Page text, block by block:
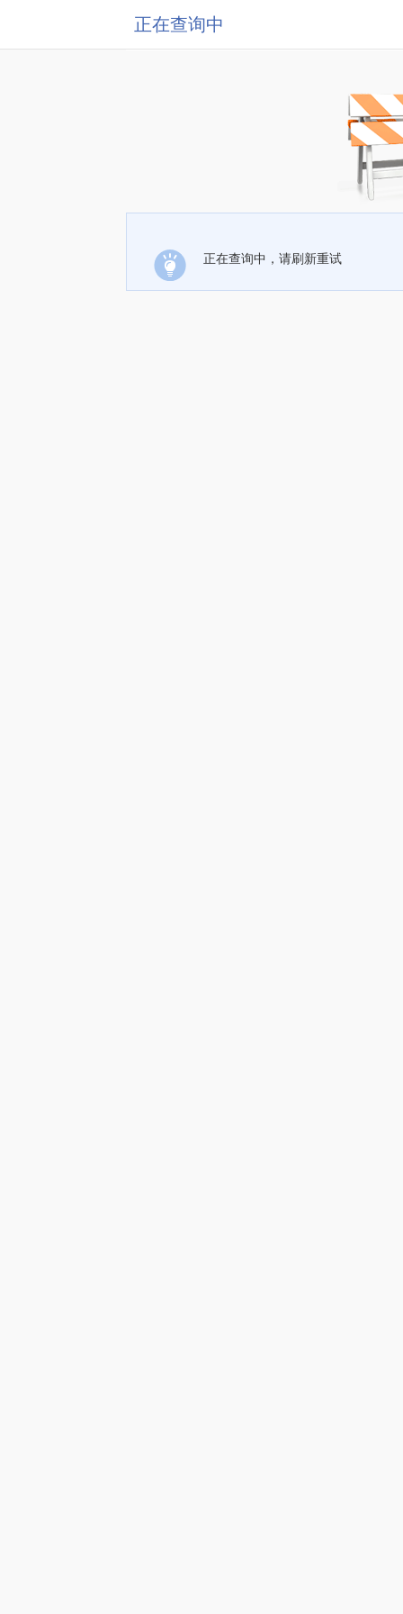
正在查询中
正在查询中，请刷新重试